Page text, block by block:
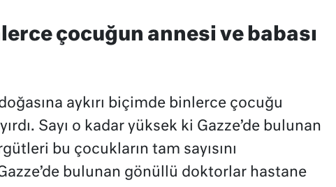
çocuğun annesi ve babası
aykırı biçimde binlerce çocuğu
Sayı o kadar yüksek ki Gazze’de bulunan
bu çocukların tam sayısını
bulunan gönüllü doktorlar hastane